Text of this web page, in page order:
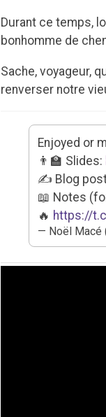
Durant ce temps,
bonhomme de
Sache, voyageur,
renverser notre
Enjoyed or
👨‍🏫 Slides:
✍️ Blog
📖 Notes
🔥 https://
— Noël Macé